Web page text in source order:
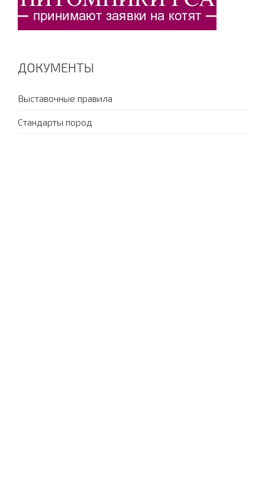
ДОКУМЕНТЫ
Выставочные правила
Стандарты пород